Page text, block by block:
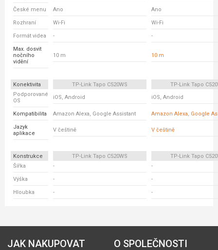
České menu Ano Ano
Rozhraní Wi-Fi Wi-Fi
Formát videa - -
Max. dosvit
nočního
vidění
10 m 10 m
Konektivita TP-Link Tapo C520WS
TP-Link Tapo
Podporované
OS
iOS, Android iOS, Android
Kompatibilita Amazon Alexa, Google Assistant Amazon Alexa, Google
Jazyk
aplikace
V češtině V češtině
Konstrukce TP-Link Tapo C520WS
TP-Link Tapo
Šířka
- -
Výška - -
Hloubka - -
JAK NAKUPOVAT O SPOLEČNOSTI